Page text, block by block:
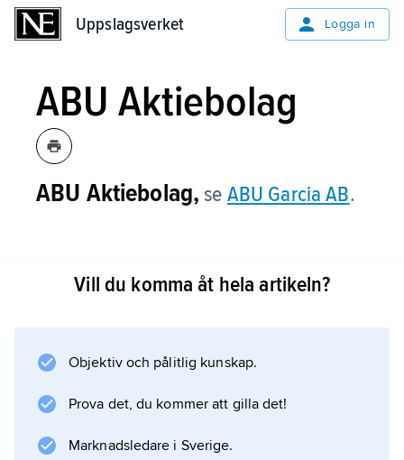
Uppslagsverket Logga in
ABU Aktiebolag
ABU Aktiebolag, se ABU Garcia AB.
Vill du komma åt hela artikeln?
Objektiv och pålitlig kunskap.
Prova det, du kommer att gilla det!
Marknadsledare i Sverige.